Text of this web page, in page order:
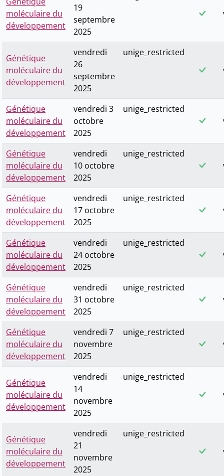
moléculaire du
développement
19
septembre
2025
Génétique
moléculaire du
développement
vendredi
26
septembre
2025
unige_restricted
Génétique
moléculaire du
développement
vendredi 3
octobre
2025
unige_restricted
Génétique
moléculaire du
développement
vendredi
10 octobre
2025
unige_restricted
Génétique
moléculaire du
développement
vendredi
17 octobre
2025
unige_restricted
Génétique
moléculaire du
développement
vendredi
24 octobre
2025
unige_restricted
Génétique
moléculaire du
développement
vendredi
31 octobre
2025
unige_restricted
Génétique
moléculaire du
développement
vendredi 7
novembre
2025
unige_restricted
Génétique
moléculaire du
développement
vendredi
14
novembre
2025
unige_restricted
Génétique
moléculaire du
développement
vendredi
21
novembre
2025
unige_restricted